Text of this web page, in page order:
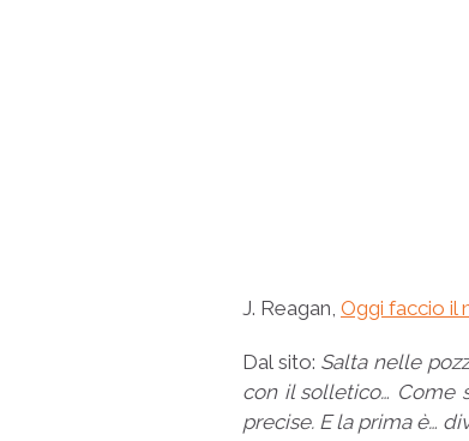
J. Reagan, Oggi faccio il
Dal sito: Salta nelle
con il solletico… Come
precise. E la prima è…